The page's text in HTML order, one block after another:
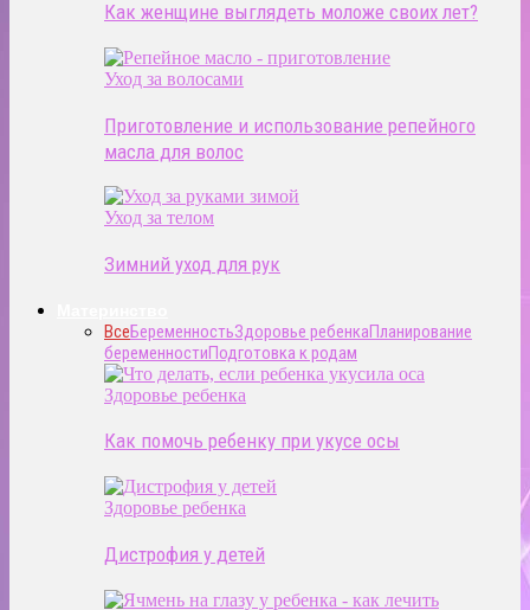
Как женщине выглядеть моложе своих лет?
Уход за волосами
Приготовление и использование репейного
масла для волос
Уход за телом
Зимний уход для рук
ВсеБеременностьЗдоровье ребенкаПланирование
беременностиПодготовка к родам
Здоровье ребенка
Как помочь ребенку при укусе осы
Здоровье ребенка
Дистрофия у детей